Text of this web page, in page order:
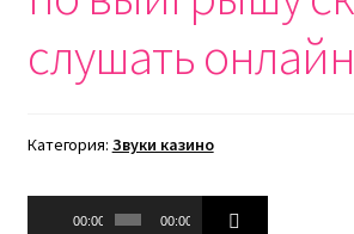
слушать онлайн
Категория: Звуки казино
Аудиоплеер
00:00 00:00